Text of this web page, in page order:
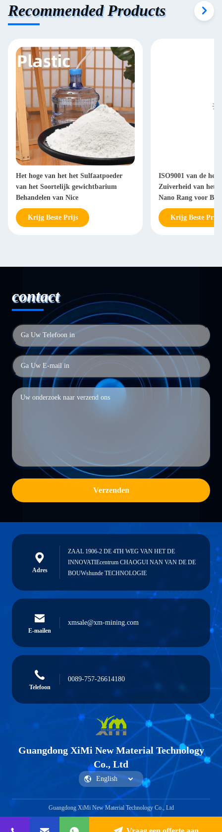
Recommended Products
Het hoge van het het Sulfaatpoeder
van het Soortelijk gewichtbarium
Behandelen van Nice
Krijg Beste Prijs
ISO9001 van de het
Zuiverheid van het
Nano Rang voor
Krijg Beste Prijs
contact
Verzenden
Adres
ZAAL 1906-2 DE 4TH WEG VAN HET DE
INNOVATIEcentrum CHAOGUI NAN VAN DE DE
BOUWshunde TECHNOLOGIE
E-mailen
xmsale@xm-mining.com
Telefoon
0089-757-26614180
Guangdong XiMi New Material Technology
Co., Ltd
Guangdong XiMi New Material Technology Co., Ltd